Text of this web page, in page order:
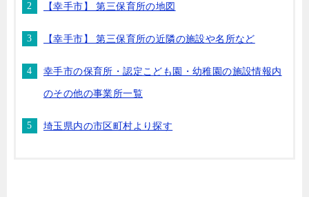
【幸手市】 第三保育所の地図
【幸手市】 第三保育所の近隣の施設や名所など
幸手市の保育所・認定こども園・幼稚園の施設情報内
のその他の事業所一覧
埼玉県内の市区町村より探す